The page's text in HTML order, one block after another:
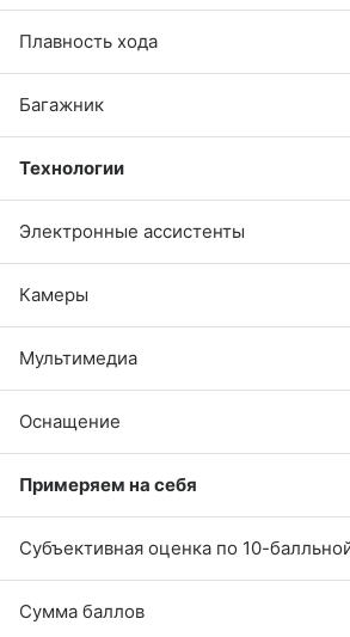
Плавность хода
Багажник
Технологии
Электронные ассистенты
Камеры
Мультимедиа
Оснащение
Примеряем на себя
Субъективная оценка по 10-
Сумма баллов